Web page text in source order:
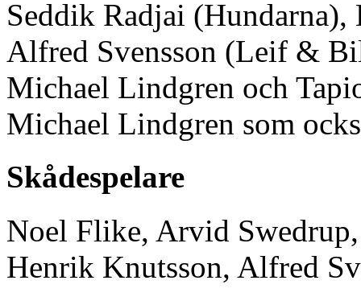
Seddik Radjai
Alfred Svensson (Leif &
Michael Lindgren och
Michael Lindgren som
Skådespelare
Noel Flike, Arvid
Henrik Knutsson, Alfred